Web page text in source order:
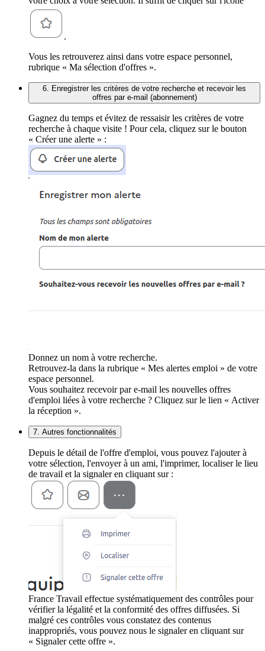
.
Vous les retrouverez ainsi dans votre espace personnel,
rubrique « Ma sélection d'offres ».
6. Enregistrer les critères de votre recherche et recevoir les
offres par e-mail (abonnement)
Gagnez du temps et évitez de ressaisir les critères de votre
recherche à chaque visite ! Pour cela, cliquez sur le bouton
« Créer une alerte » :
Donnez un nom à votre recherche.
Retrouvez-la dans la rubrique « Mes alertes emploi » de votre
espace personnel.
Vous souhaitez recevoir par e-mail les nouvelles offres
d'emploi liées à votre recherche ? Cliquez sur le lien « Activer
la réception ».
7. Autres fonctionnalités
Depuis le détail de l'offre d'emploi, vous pouvez l'ajouter à
votre sélection, l'envoyer à un ami, l'imprimer, localiser le lieu
de travail et la signaler en cliquant sur :
France Travail effectue systématiquement des contrôles pour
vérifier la légalité et la conformité des offres diffusées. Si
malgré ces contrôles vous constatez des contenus
inappropriés, vous pouvez nous le signaler en cliquant sur
« Signaler cette offre ».